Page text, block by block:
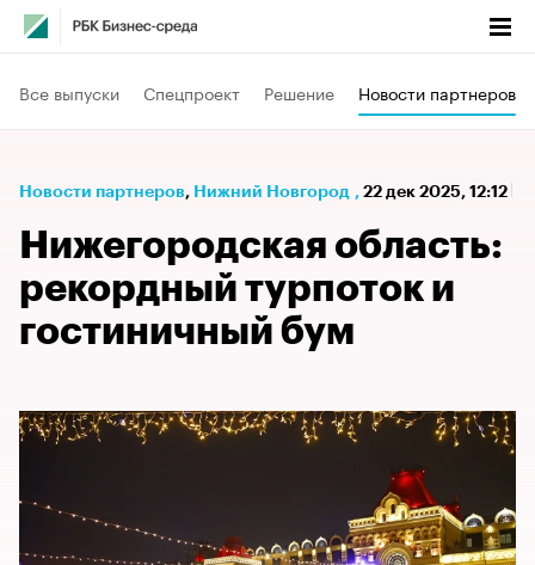
Все выпуски Спецпроект Решение Новости партнеров
Новости партнеров⁠, Нижний Новгород , 22 дек 2025, 12:12
Нижегородская область:
рекордный турпоток и
гостиничный бум